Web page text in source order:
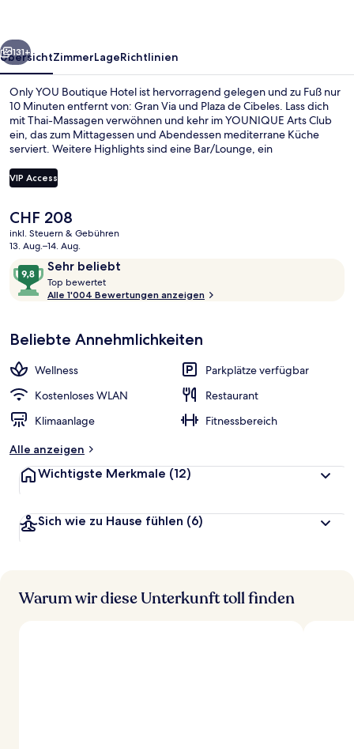
Weiter
131+
ÜbersichtZimmerLageRichtlinien
Only YOU Boutique Hotel ist hervorragend gelegen und zu Fuß nur
10 Minuten entfernt von: Gran Via und Plaza de Cibeles. Lass dich
mit Thai-Massagen verwöhnen und kehr im YOUNIQUE Arts Club
ein, das zum Mittagessen und Abendessen mediterrane Küche
serviert. Weitere Highlights sind eine Bar/Lounge, ein
hilfsbereite Personal und der allgemeine Zustand erhalten tolle
Bewertungen von anderen Reisenden. Die Unterkunft ist nur einen
Zur U-Bahn läuft man 2 Minuten (Metrostation Chueca) bzw. 6
Minuten (Metrostation Banco de España).
VIP Access
Der
aktuelle
Preis
CHF 208.
CHF 208
inkl. Steuern & Gebühren
13. Aug.–14. Aug.
Bewertungen
Sehr beliebt
9,8
von
10,
beliebt
Top bewertet
o
b
r
Alle 1'004 Bewertungen anzeigen
Beliebte Annehmlichkeiten
Wellness
Parkplätze verfügbar
Kostenloses WLAN
Restaurant
Klimaanlage
Fitnessbereich
Alle anzeigen
Wichtigste Merkmale (12)
Sich wie zu Hause fühlen (6)
Warum wir diese Unterkunft toll finden